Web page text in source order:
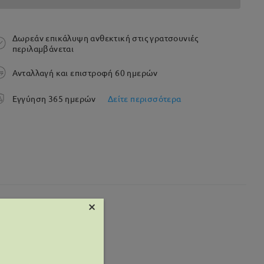
Δωρεάν επικάλυψη ανθεκτική στις γρατσουνιές
περιλαμβάνεται
Ανταλλαγή και επιστροφή 60 ημερών
Εγγύηση 365 ημερών Δείτε περισσότερα
10g
×